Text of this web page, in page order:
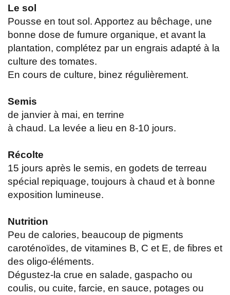
Le sol
Pousse en tout sol. Apportez au bêchage, une
bonne dose de fumure organique, et avant la
plantation, complétez par un engrais adapté à la
culture des tomates.
En cours de culture, binez régulièrement.
Semis
de janvier à mai, en terrine
à chaud. La levée a lieu en 8-10 jours.
Récolte
15 jours après le semis, en godets de terreau
spécial repiquage, toujours à chaud et à bonne
exposition lumineuse.
Nutrition
Peu de calories, beaucoup de pigments
caroténoïdes, de vitamines B, C et E, de fibres et
des oligo-éléments.
Dégustez-la crue en salade, gaspacho ou
coulis, ou cuite, farcie, en sauce, potages ou